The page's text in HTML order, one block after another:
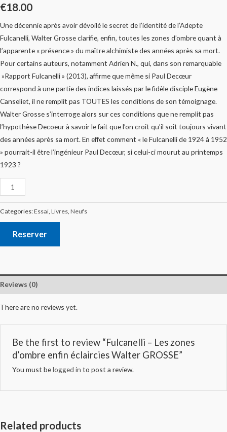
€18.00
Une décennie après avoir dévoilé le secret de l’identité de l’Adepte
Fulcanelli, Walter Grosse clarifie, enfin, toutes les zones d’ombre quant à
l’apparente « présence » du maître alchimiste des années après sa mort.
Pour certains auteurs, notamment Adrien N., qui, dans son remarquable
»Rapport Fulcanelli » (2013), affirme que même si Paul Decœur
correspond à une partie des indices laissés par le fidèle disciple Eugène
Canseliet, il ne remplit pas TOUTES les conditions de son témoignage.
Walter Grosse s’interroge alors sur ces conditions que ne remplit pas
l’hypothèse Decoeur à savoir le fait que l’on croit qu’il soit toujours vivant
des années après sa mort. En effet comment « le Fulcanelli de 1924 à 1952
» pourrait-il être l’ingénieur Paul Decœur, si celui-ci mourut au printemps
1923 ?
Categories:Essai, Livres, Neufs
Reserver
Reviews (0)
There are no reviews yet.
Be the first to review “Fulcanelli – Les zones
d’ombre enfin éclaircies Walter GROSSE”
You must belogged in to post a review.
Related products